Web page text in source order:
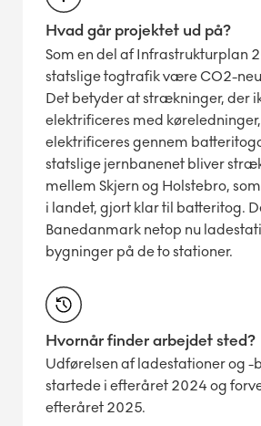
Hvad går projektet ud på?
Som en del af Infrastrukturplan
statslige togtrafik være CO2-
Det betyder at strækninger, der
elektrificeres med
elektrificeres gennem
statslige jernbanenet bliver
mellem Skjern og Holstebro,
i landet, gjort klar til batteritog.
Banedanmark netop nu
bygninger på de to stationer.
Hvornår finder arbejdet sted?
Udførelsen af ladestationer og -
startede i efteråret 2024 og
efteråret 2025.